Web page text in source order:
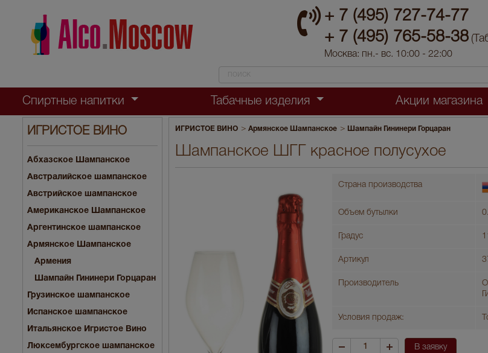
+ 7 (495) 727-74-77
+ 7 (495) 765-58-38
Москва: пн.- вс. 10:00 - 22:00
Спиртные напитки Табачные изделия Акции магазина
ИГРИСТОЕ ВИНО
Абхазское Шампанское
Австралийское шампанское
Австрийское шампанское
Американское Шампанское
Аргентинское шампанское
Армянское Шампанское
Армения
Шампайн Гининери Горцаран
Грузинское шампанское
Испанское шампанское
Итальянское Игристое Вино
Люксембургское шампанское
ИГРИСТОЕ ВИНО > Армянское Шампанское > Шампайн Гининери Горцаран
Шампанское ШГГ красное полусухое
Страна производства
Объем бутылки
Градус
Артикул
Производитель
Условия продаж:
В заявку